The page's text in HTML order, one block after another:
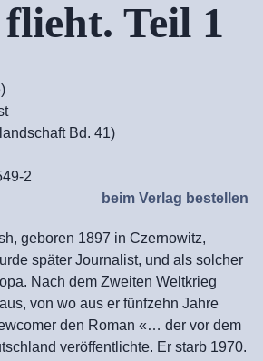
Teil 1
Bd. 41)
2
beim Verlag bestellen
geboren 1897 in Czernowitz,
später Journalist, und als solcher
Nach dem Zweiten Weltkrieg
von wo aus er fünfzehn Jahre
den Roman «… der vor dem
veröffentlichte. Er starb 1970.